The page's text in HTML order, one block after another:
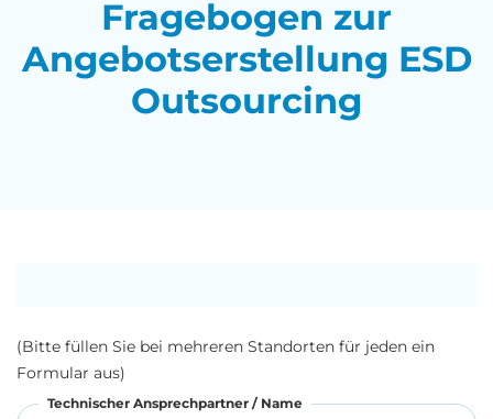
Fragebogen zur
Angebotserstellung ESD
Outsourcing
(Bitte füllen Sie bei mehreren Standorten für jeden ein
Formular aus)
Technischer Ansprechpartner / Name